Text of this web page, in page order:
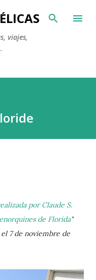
viajes,
porClaude S.
de Florida"
7 de noviembre de